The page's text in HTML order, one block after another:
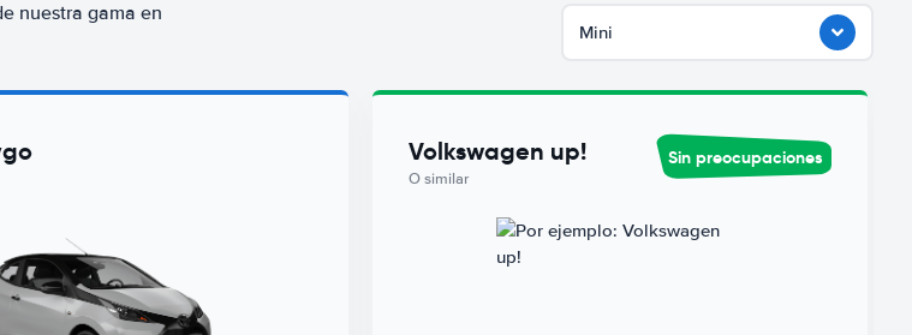
nuestra gama en
Mini
Volkswagen up!
O similar
Sin preocupaciones